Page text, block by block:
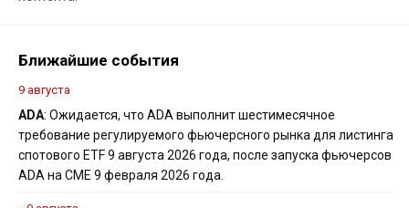
Ближайшие события
9 августа
ADA: Ожидается, что ADA выполнит шестимесячное
требование регулируемого фьючерсного рынка для листинга
спотового ETF 9 августа 2026 года, после запуска фьючерсов
ADA на CME 9 февраля 2026 года.